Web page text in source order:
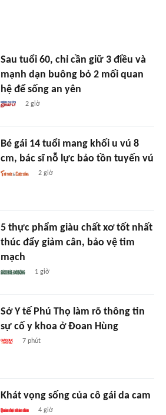
Sau tuổi 60, chỉ cần giữ 3 điều và
mạnh dạn buông bỏ 2 mối quan
hệ để sống an yên
2 giờ
Bé gái 14 tuổi mang khối u vú 8
cm, bác sĩ nỗ lực bảo tồn tuyến vú
2 giờ
5 thực phẩm giàu chất xơ tốt nhất
thúc đẩy giảm cân, bảo vệ tim
mạch
1 giờ
Sở Y tế Phú Thọ làm rõ thông tin
sự cố y khoa ở Đoan Hùng
7 phút
Khát vọng sống của cô gái da cam
4 giờ